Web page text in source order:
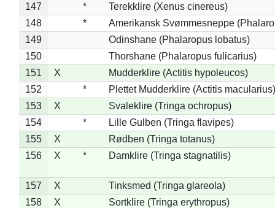
147
*
Terekklire (Xenus cinereus)
148
*
Amerikansk Svømmesneppe
149
Odinshane (Phalaropus lobatus)
150
Thorshane (Phalaropus fulicarius)
151
X
Mudderklire (Actitis hypoleucos)
152
*
Plettet Mudderklire (Actitis macularius)
153
X
Svaleklire (Tringa ochropus)
154
*
Lille Gulben (Tringa flavipes)
155
X
Rødben (Tringa totanus)
156
X * Damklire (Tringa stagnatilis)
157 X
Tinksmed (Tringa glareola)
158
X
Sortklire (Tringa erythropus)